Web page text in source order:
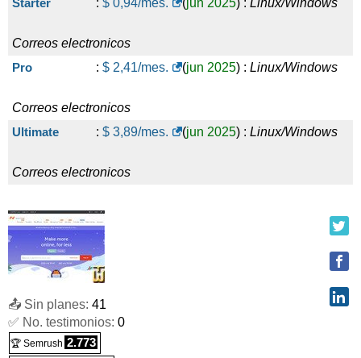
Starter : $ 0,94/mes. (jun 2025) : Linux/Windows
Correos electronicos
Pro
: $ 2,41/mes. (jun 2025) : Linux/Windows
Correos electronicos
Ultimate
: $ 3,89/mes. (jun 2025) : Linux/Windows
Correos electronicos
📤 Sin planes: 41
✅ No. testimonios: 0
🏆 Semrush 2.773